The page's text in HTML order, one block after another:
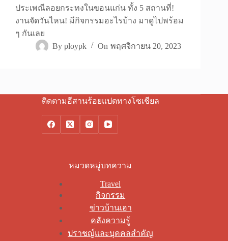
ประเพณีลอยกระทงในขอนแก่น ทั้ง 5 สถานที่!
งานจัดวันไหน! มีกิจกรรมอะไรบ้าง มาดูไปพร้อม
ๆ กันเลย
By ploypk On พฤศจิกายน 20, 2023
ติดตามอีสานร้อยแปดทางโซเชียล
หมวดหมู่บทความ
Travel
กิจกรรม
ข่าวบ้านเฮา
คลังความรู้
ปราชญ์และบุคคลสำคัญ